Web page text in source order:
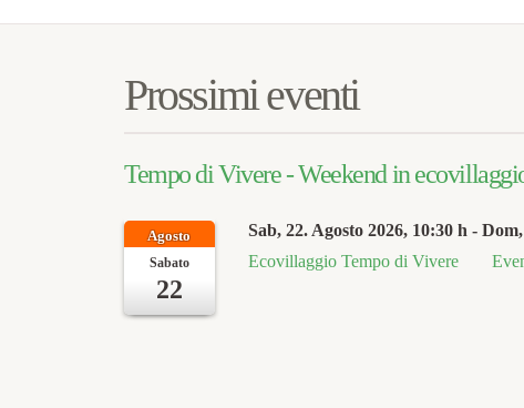
Prossimi eventi
Tempo di Vivere - Weekend in
Agosto
Sabato
22
Sab, 22. Agosto 2026, 10:30 h -
Ecovillaggio Tempo di Vivere